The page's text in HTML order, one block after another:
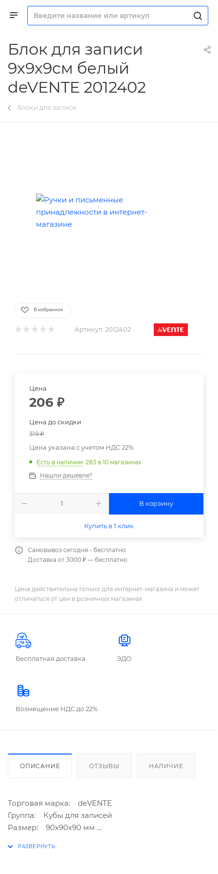
Блок для записи
9х9х9см белый
deVENTE 2012402
Блоки для записи
В избранное
Артикул: 2012402
Цена
206 ₽
Цена до скидки
319₽
Цена указана с учетом НДС 22%
Есть в наличии: 283 в 10 магазинах
Нашли дешевле?
В корзину
Купить в 1 клик
Самовывоз сегодня - бесплатно
Доставка от 3000 ₽ — бесплатно
Цена действительна только для интернет-магазина и может
отличаться от цен в розничных магазинах
Бесплатная доставка ЭДО
Возмещение НДС до 22%
ОПИСАНИЕ ОТЗЫВЫ НАЛИЧИЕ
Торговая марка: deVENTE
Группа: Кубы для записей
Размер: 90x90x90 мм